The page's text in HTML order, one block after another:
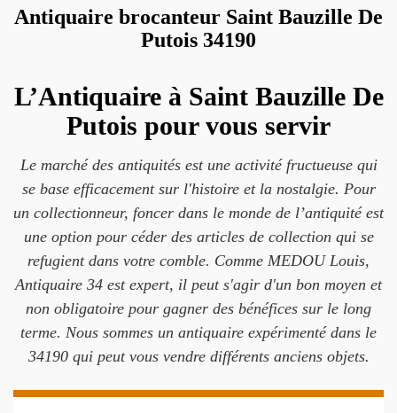
Antiquaire brocanteur Saint Bauzille De
Putois 34190
L’Antiquaire à Saint Bauzille De
Putois pour vous servir
Le marché des antiquités est une activité fructueuse qui
se base efficacement sur l'histoire et la nostalgie. Pour
un collectionneur, foncer dans le monde de l’antiquité est
une option pour céder des articles de collection qui se
refugient dans votre comble. Comme MEDOU Louis,
Antiquaire 34 est expert, il peut s'agir d'un bon moyen et
non obligatoire pour gagner des bénéfices sur le long
terme. Nous sommes un antiquaire expérimenté dans le
34190 qui peut vous vendre différents anciens objets.